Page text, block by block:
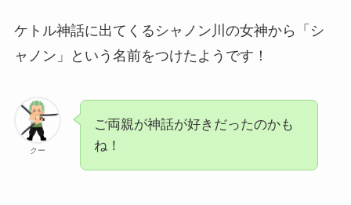
ケトル神話に出てくるシャノン川の女神から「シ
ャノン」という名前をつけたようです！
クー
ご両親が神話が好きだったのかも
ね！